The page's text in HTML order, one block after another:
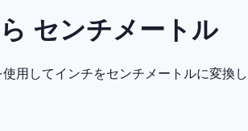
センチメートル
用してインチをセンチメートルに変換し